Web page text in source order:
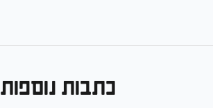
כתבות נוספות